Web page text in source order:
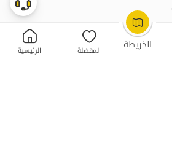
الخريطة المفضلة الرئيسية